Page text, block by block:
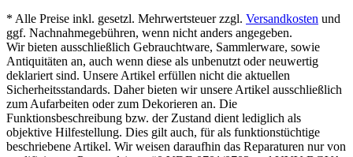
* Alle Preise inkl. gesetzl. Mehrwertsteuer zzgl. Versandkosten und
ggf. Nachnahmegebühren, wenn nicht anders angegeben.
Wir bieten ausschließlich Gebrauchtware, Sammlerware, sowie
Antiquitäten an, auch wenn diese als unbenutzt oder neuwertig
deklariert sind. Unsere Artikel erfüllen nicht die aktuellen
Sicherheitsstandards. Daher bieten wir unsere Artikel ausschließlich
zum Aufarbeiten oder zum Dekorieren an. Die
Funktionsbeschreibung bzw. der Zustand dient lediglich als
objektive Hilfestellung. Dies gilt auch, für als funktionstüchtige
beschriebene Artikel. Wir weisen daraufhin das Reparaturen nur von